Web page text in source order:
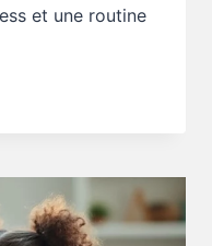
et une routine